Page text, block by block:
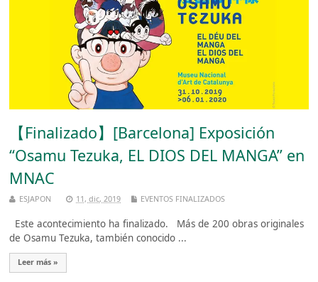
【Finalizado】[Barcelona] Exposición
“Osamu Tezuka, EL DIOS DEL MANGA” en
MNAC
ESJAPON 11, dic, 2019 EVENTOS FINALIZADOS
Este acontecimiento ha finalizado. Más de 200 obras originales
de Osamu Tezuka, también conocido ...
Leer más »